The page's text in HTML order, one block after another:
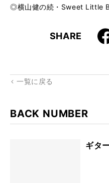
◎横山健の続・Sweet Little
SHARE
k
一覧に戻る
BACK NUMBER
ギタ